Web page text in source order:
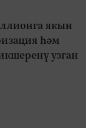
якын
һәм
узган